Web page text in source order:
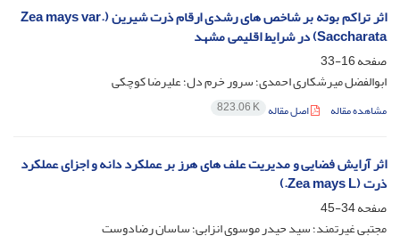
اثر تراکم بوته بر شاخص های رشدی ارقام ذرت شیرین (Zea mays var.
Saccharata) در شرایط اقلیمی مشهد
صفحه16-33
ابوالفضل میرشکاری احمدی؛ سرور خرم دل؛ علیرضا کوچکی
مشاهده مقاله اصل مقاله 823.06 K
اثر آرایش فضایی و مدیریت علف های هرز بر عملکرد دانه و اجزای عملکرد
ذرت (Zea mays L.)
صفحه34-45
مجتبی غیرتمند؛ سید حیدر موسوی انزابی؛ ساسان رضادوست